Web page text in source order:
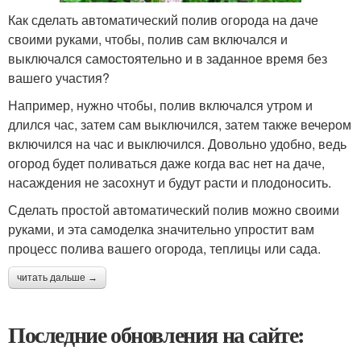
Как сделать автоматический полив огорода на даче
своими руками, чтобы, полив сам включался и
выключался самостоятельно и в заданное время без
вашего участия?
Например, нужно чтобы, полив включался утром и
длился час, затем сам выключился, затем также вечером
включился на час и выключился. Довольно удобно, ведь
огород будет поливаться даже когда вас нет на даче,
насаждения не засохнут и будут расти и плодоносить.
Сделать простой автоматический полив можно своими
руками, и эта самоделка значительно упростит вам
процесс полива вашего огорода, теплицы или сада.
читать дальше →
Последние обновления на сайте: